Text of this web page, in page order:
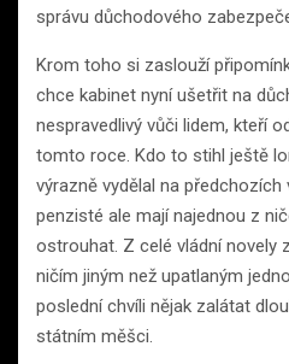
správu důchodového
Krom toho si zaslouží
chce kabinet nyní ušetřit na
nespravedlivý vůči lidem, kteří
tomto roce. Kdo to stihl ještě
výrazně vydělal na
penzisté ale mají najednou z
ostrouhat. Z celé vládní novely
ničím jiným než upatlaným
poslední chvíli nějak zalátat
státním měšci.